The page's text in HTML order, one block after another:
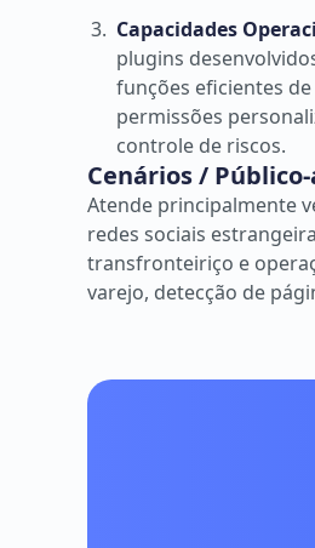
Capacidades
plugins
funções eficientes
permissões
controle de riscos.
Cenários /
Atende principalmente
redes sociais
transfronteiriço e
varejo, detecção de